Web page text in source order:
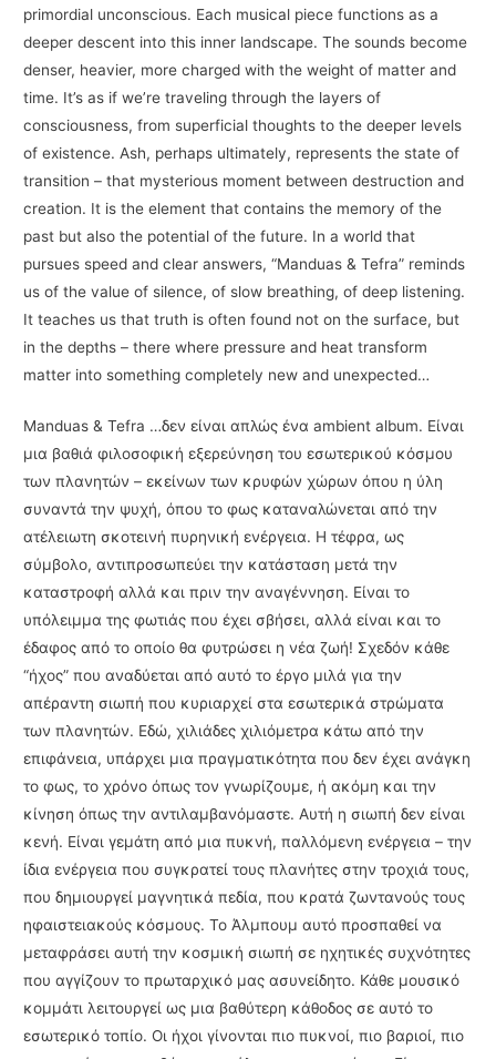
primordial unconscious. Each musical piece functions as a
deeper descent into this inner landscape. The sounds become
denser, heavier, more charged with the weight of matter and
time. It’s as if we’re traveling through the layers of
consciousness, from superficial thoughts to the deeper levels
of existence. Ash, perhaps ultimately, represents the state of
transition – that mysterious moment between destruction and
creation. It is the element that contains the memory of the
past but also the potential of the future. In a world that
pursues speed and clear answers, “Manduas & Tefra” reminds
us of the value of silence, of slow breathing, of deep listening.
It teaches us that truth is often found not on the surface, but
in the depths – there where pressure and heat transform
matter into something completely new and unexpected…
Manduas & Tefra …δεν είναι απλώς ένα ambient album. Είναι
μια βαθιά φιλοσοφική εξερεύνηση του εσωτερικού κόσμου
των πλανητών – εκείνων των κρυφών χώρων όπου η ύλη
συναντά την ψυχή, όπου το φως καταναλώνεται από την
ατέλειωτη σκοτεινή πυρηνική ενέργεια. Η τέφρα, ως
σύμβολο, αντιπροσωπεύει την κατάσταση μετά την
καταστροφή αλλά και πριν την αναγέννηση. Είναι το
υπόλειμμα της φωτιάς που έχει σβήσει, αλλά είναι και το
έδαφος από το οποίο θα φυτρώσει η νέα ζωή! Σχεδόν κάθε
“ήχος” που αναδύεται από αυτό το έργο μιλά για την
απέραντη σιωπή που κυριαρχεί στα εσωτερικά στρώματα
των πλανητών. Εδώ, χιλιάδες χιλιόμετρα κάτω από την
επιφάνεια, υπάρχει μια πραγματικότητα που δεν έχει ανάγκη
το φως, το χρόνο όπως τον γνωρίζουμε, ή ακόμη και την
κίνηση όπως την αντιλαμβανόμαστε. Αυτή η σιωπή δεν είναι
κενή. Είναι γεμάτη από μια πυκνή, παλλόμενη ενέργεια – την
ίδια ενέργεια που συγκρατεί τους πλανήτες στην τροχιά τους,
που δημιουργεί μαγνητικά πεδία, που κρατά ζωντανούς τους
ηφαιστειακούς κόσμους. Το Άλμπουμ αυτό προσπαθεί να
μεταφράσει αυτή την κοσμική σιωπή σε ηχητικές συχνότητες
που αγγίζουν το πρωταρχικό μας ασυνείδητο. Κάθε μουσικό
κομμάτι λειτουργεί ως μια βαθύτερη κάθοδος σε αυτό το
εσωτερικό τοπίο. Οι ήχοι γίνονται πιο πυκνοί, πιο βαριοί, πιο